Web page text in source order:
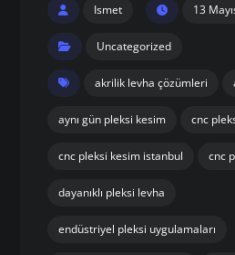
Ismet 13
Uncategorized
akrilik levha çözümleri
aynı gün pleksi kesim cnc
cnc pleksi kesim istanbul cnc
dayanıklı pleksi levha
endüstriyel pleksi uygulamaları